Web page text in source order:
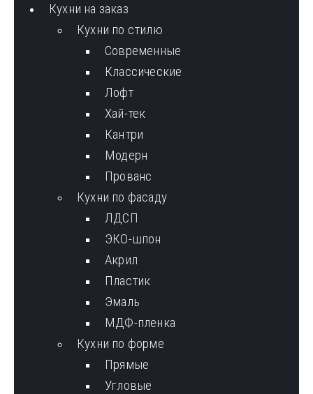
Кухни на заказ
Кухни по стилю
Cовременные
Классические
Лофт
Хай-тек
Кантри
Модерн
Прованс
Кухни по фасаду
ЛДСП
ЭКО-шпон
Акрил
Пластик
Эмаль
МДФ-пленка
Кухни по форме
Прямые
Угловые